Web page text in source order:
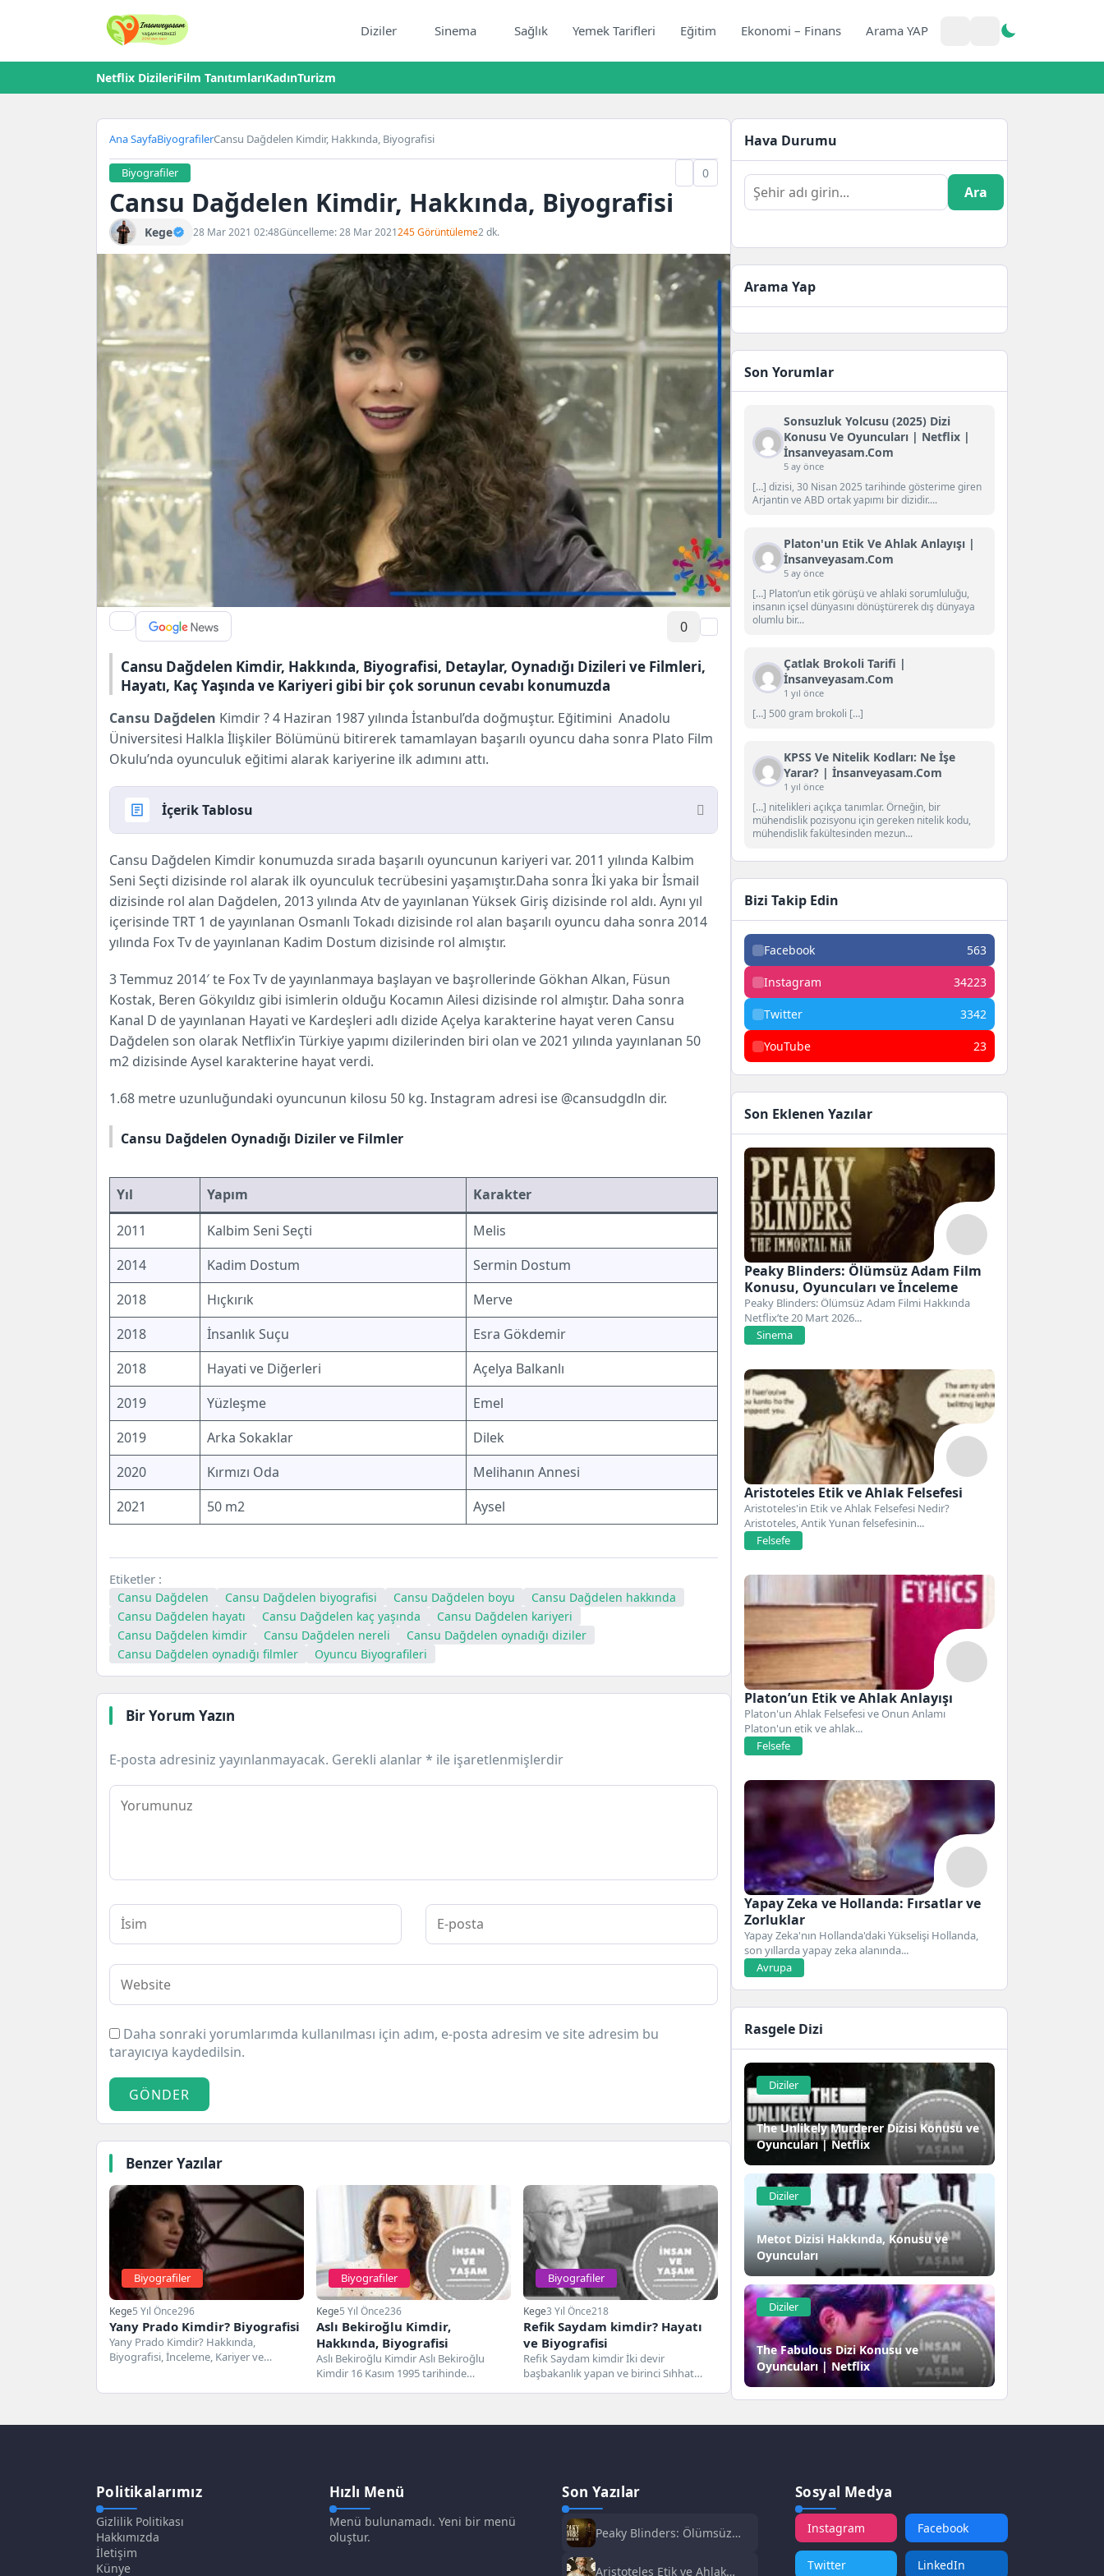
Diziler Sinema Sağlık Yemek Tarifleri Eğitim Ekonomi – Finans Arama YAP
Netflix DizileriFilm TanıtımlarıKadınTurizm
Ana SayfaBiyografilerCansu Dağdelen Kimdir, Hakkında, Biyografisi
Biyografiler 0
Cansu Dağdelen Kimdir, Hakkında, Biyografisi
Kege 28 Mar 2021 02:48Güncelleme: 28 Mar 2021245 Görüntüleme2 dk.
0
Cansu Dağdelen Kimdir, Hakkında, Biyografisi, Detaylar, Oynadığı Dizileri ve Filmleri,
Hayatı, Kaç Yaşında ve Kariyeri gibi bir çok sorunun cevabı konumuzda
Cansu Dağdelen Kimdir ? 4 Haziran 1987 yılında İstanbul’da doğmuştur. Eğitimini Anadolu
Üniversitesi Halkla İlişkiler Bölümünü bitirerek tamamlayan başarılı oyuncu daha sonra Plato Film
Okulu’nda oyunculuk eğitimi alarak kariyerine ilk adımını attı.
İçerik Tablosu
Cansu Dağdelen Kimdir, Hakkında, Biyografisi, Detaylar, Oynadığı Dizileri ve Filmleri,
Hayatı, Kaç Yaşında ve Kariyeri gibi bir çok sorunun cevabı konumuzda
Cansu Dağdelen Kimdir konumuzda sırada başarılı oyuncunun kariyeri var. 2011 yılında Kalbim
Seni Seçti dizisinde rol alarak ilk oyunculuk tecrübesini yaşamıştır.Daha sonra İki yaka bir İsmail
dizisinde rol alan Dağdelen, 2013 yılında Atv de yayınlanan Yüksek Giriş dizisinde rol aldı. Aynı yıl
içerisinde TRT 1 de yayınlanan Osmanlı Tokadı dizisinde rol alan başarılı oyuncu daha sonra 2014
yılında Fox Tv de yayınlanan Kadim Dostum dizisinde rol almıştır.
3 Temmuz 2014′ te Fox Tv de yayınlanmaya başlayan ve başrollerinde Gökhan Alkan, Füsun
Kostak, Beren Gökyıldız gibi isimlerin olduğu Kocamın Ailesi dizisinde rol almıştır. Daha sonra
Kanal D de yayınlanan Hayati ve Kardeşleri adlı dizide Açelya karakterine hayat veren Cansu
Dağdelen son olarak Netflix’in Türkiye yapımı dizilerinden biri olan ve 2021 yılında yayınlanan 50
m2 dizisinde Aysel karakterine hayat verdi.
1.68 metre uzunluğundaki oyuncunun kilosu 50 kg. Instagram adresi ise @cansudgdln dir.
Cansu Dağdelen Oynadığı Diziler ve Filmler
Yıl Yapım
Karakter
2011
Kalbim Seni Seçti
Melis
2014
Kadim Dostum
Sermin Dostum
2018
Hıçkırık
Merve
2018
İnsanlık Suçu
Esra Gökdemir
2018
Hayati ve Diğerleri
Açelya Balkanlı
2019
Yüzleşme
Emel
2019
Arka Sokaklar
Dilek
2020
Kırmızı Oda
Melihanın Annesi
2021
50 m2 Aysel
Etiketler :
Cansu Dağdelen Cansu Dağdelen biyografisi Cansu Dağdelen boyu
Cansu Dağdelen hakkında
Cansu Dağdelen hayatı
Cansu Dağdelen kaç yaşında
Cansu Dağdelen kariyeri
Cansu Dağdelen kimdir
Cansu Dağdelen nereli
Cansu Dağdelen oynadığı diziler
Cansu Dağdelen oynadığı filmler
Oyuncu Biyografileri
Bir Yorum Yazın
E-posta adresiniz yayınlanmayacak. Gerekli alanlar* ile işaretlenmişlerdir
Daha sonraki yorumlarımda kullanılması için adım, e-posta adresim ve site adresim bu
tarayıcıya kaydedilsin.
GÖNDER
Benzer Yazılar
Biyografiler
Kege5 Yıl Önce296
Yany Prado Kimdir? Biyografisi
Yany Prado Kimdir? Hakkında,
Biyografisi, İnceleme, Kariyer ve
Biyografiler
Kege5 Yıl Önce236
Aslı Bekiroğlu Kimdir,
Hakkında, Biyografisi
Aslı Bekiroğlu Kimdir Aslı Bekiroğlu
Kimdir 16 Kasım 1995 tarihinde
Biyografiler
Kege3 Yıl Önce218
Refik Saydam kimdir? Hayatı
ve Biyografisi
Refik Saydam kimdir İki devir
başbakanlık yapan ve birinci Sıhhat
Hava Durumu
Ara
Arama Yap
Son Yorumlar
Sonsuzluk Yolcusu (2025) Dizi
Konusu Ve Oyuncuları | Netflix |
İnsanveyasam.com
5 ay önce
[…] dizisi, 30 Nisan 2025 tarihinde gösterime giren
Arjantin ve ABD ortak yapımı bir dizidir....
Platon'un Etik Ve Ahlak Anlayışı |
İnsanveyasam.com
5 ay önce
[…] Platon‘un etik görüşü ve ahlaki sorumluluğu,
insanın içsel dünyasını dönüştürerek dış dünyaya
olumlu bir...
Çatlak Brokoli Tarifi |
İnsanveyasam.com
1 yıl önce
[…] 500 gram brokoli […]
KPSS Ve Nitelik Kodları: Ne İşe
Yarar? | İnsanveyasam.com
1 yıl önce
[…] nitelikleri açıkça tanımlar. Örneğin, bir
mühendislik pozisyonu için gereken nitelik kodu,
mühendislik fakültesinden mezun...
Bizi Takip Edin
Facebook 563
Instagram 34223
Twitter 3342
YouTube 23
Son Eklenen Yazılar
Peaky Blinders: Ölümsüz Adam Film
Konusu, Oyuncuları ve İnceleme
Peaky Blinders: Ölümsüz Adam Filmi Hakkında
Netflix’te 20 Mart 2026...
Sinema
Aristoteles Etik ve Ahlak Felsefesi
Aristoteles'in Etik ve Ahlak Felsefesi Nedir?
Aristoteles, Antik Yunan felsefesinin...
Felsefe
Platon’un Etik ve Ahlak Anlayışı
Platon'un Ahlak Felsefesi ve Onun Anlamı
Platon'un etik ve ahlak...
Felsefe
Yapay Zeka ve Hollanda: Fırsatlar ve
Zorluklar
Yapay Zeka'nın Hollanda'daki Yükselişi Hollanda,
son yıllarda yapay zeka alanında...
Avrupa
Rasgele Dizi
Diziler
The Unlikely Murderer Dizisi Konusu ve
Oyuncuları | Netflix
Diziler
Metot Dizisi Hakkında, Konusu ve
Oyuncuları
Diziler
The Fabulous Dizi Konusu ve
Oyuncuları | Netflix
Politikalarımız
Gizlilik Politikası
Hakkımızda
İletişim
Künye
Hızlı Menü
Menü bulunamadı. Yeni bir menü
oluştur.
Son Yazılar
Peaky Blinders: Ölümsüz
Oyuncuları ve İnceleme
Aristoteles Etik ve Ahlak
Sosyal Medya
Instagram Facebook
Twitter LinkedIn